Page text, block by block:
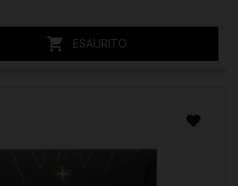
 ESAURITO